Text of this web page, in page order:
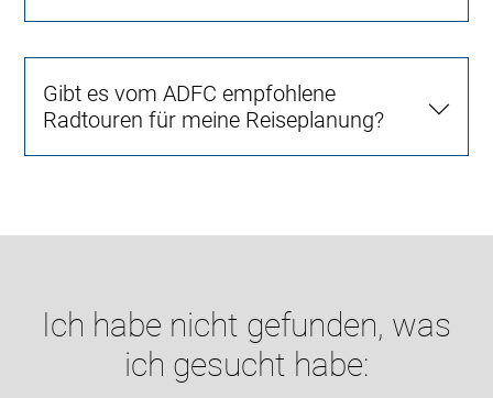
Gibt es vom ADFC empfohlene
Radtouren für meine Reiseplanung?
Ich habe nicht gefunden, was
ich gesucht habe: